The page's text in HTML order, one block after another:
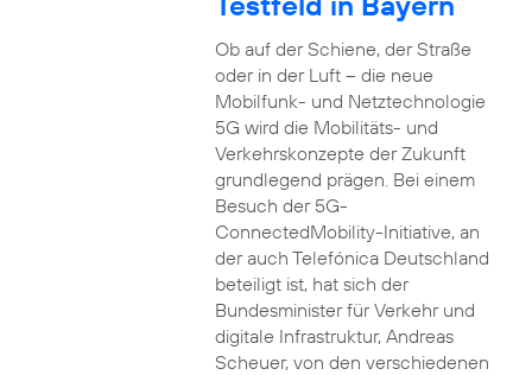
Ob auf der Schiene, der Straße
oder in der Luft – die neue
Mobilfunk- und Netztechnologie
5G wird die Mobilitäts- und
Verkehrskonzepte der Zukunft
grundlegend prägen. Bei einem
Besuch der 5G-
ConnectedMobility-Initiative, an
der auch Telefónica Deutschland
beteiligt ist, hat sich der
Bundesminister für Verkehr und
digitale Infrastruktur, Andreas
Scheuer, von den verschiedenen